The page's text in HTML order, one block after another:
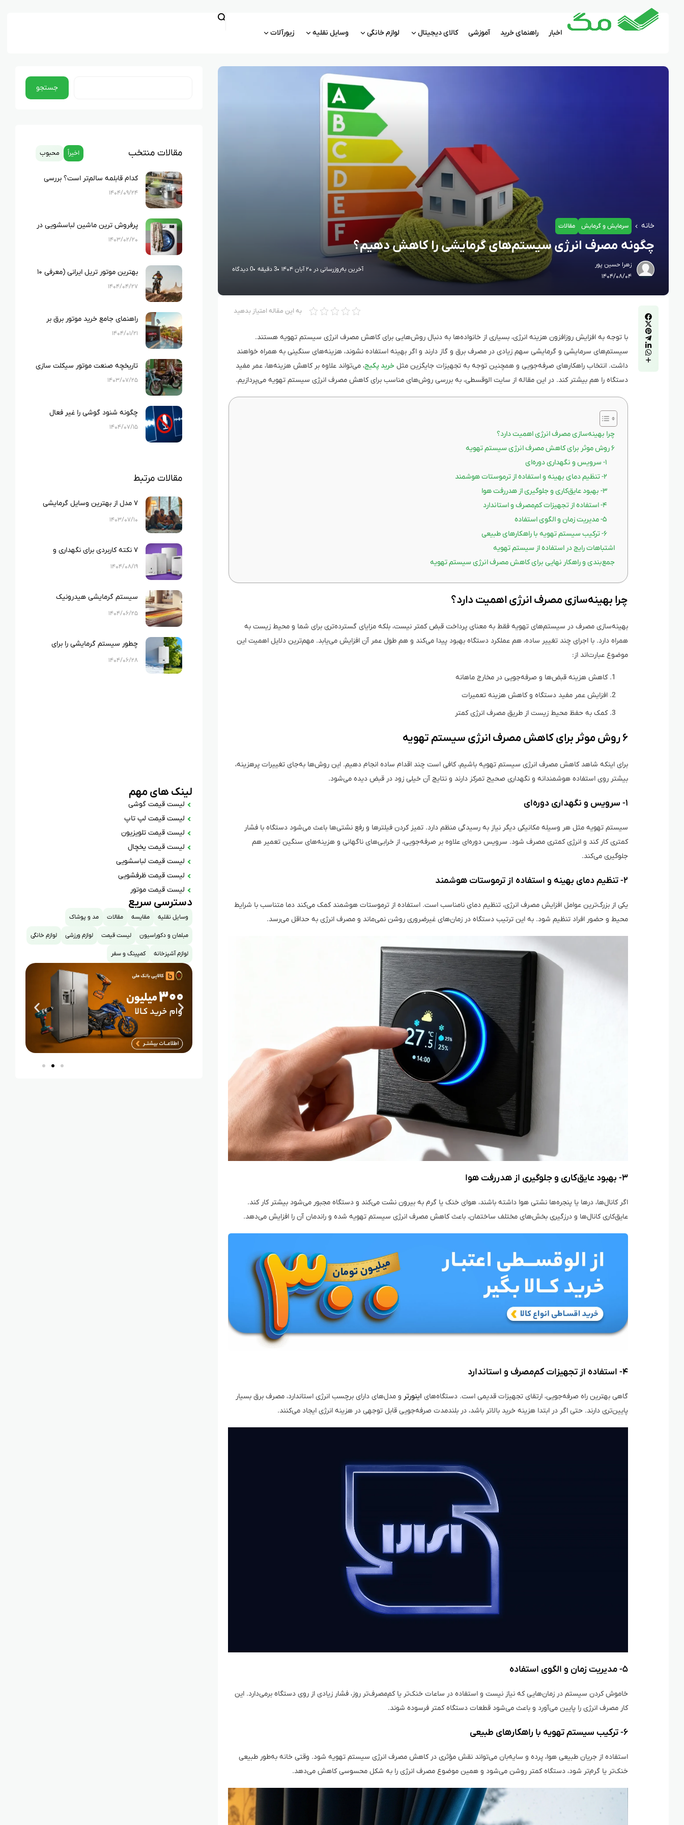
اخبار راهنمای خرید آموزشی کالای دیجیتال لوازم خانگی وسایل نقلیه زیورآلات
خانه سرمایش و گرمایش مقالات
چگونه مصرف انرژی سیستم‌های گرمایشی را کاهش دهیم؟
زهرا حسین پور
۱۴۰۴/۰۸/۰۴
آخرین به‌روزرسانی در ۲۰ آبان ۱۴۰۴ 3 دقیقه 0 دیدگاه
به این مقاله امتیاز بدهید
با توجه به افزایش روزافزون هزینه انرژی، بسیاری از خانواده‌ها به دنبال روش‌هایی برای کاهش مصرف انرژی سیستم تهویه هستند.
سیستم‌های سرمایشی و گرمایشی سهم زیادی در مصرف برق و گاز دارند و اگر بهینه استفاده نشوند، هزینه‌های سنگینی به همراه خواهند
داشت. انتخاب راهکارهای صرفه‌جویی و همچنین توجه به تجهیزات جایگزین مثل خرید پکیج، می‌تواند علاوه بر کاهش هزینه‌ها، عمر مفید
دستگاه را هم بیشتر کند. در این مقاله از سایت الوقسطی، به بررسی روش‌های مناسب برای کاهش مصرف انرژی سیستم تهویه می‌پردازیم.
چرا بهینه‌سازی مصرف انرژی اهمیت دارد؟
۶ روش موثر برای کاهش مصرف انرژی سیستم تهویه
۱- سرویس و نگهداری دوره‌ای
۲- تنظیم دمای بهینه و استفاده از ترموستات هوشمند
۳- بهبود عایق‌کاری و جلوگیری از هدررفت هوا
۴- استفاده از تجهیزات کم‌مصرف و استاندارد
۵- مدیریت زمان و الگوی استفاده
۶- ترکیب سیستم تهویه با راهکارهای طبیعی
اشتباهات رایج در استفاده از سیستم تهویه
جمع‌بندی و راهکار نهایی برای کاهش مصرف انرژی سیستم تهویه
چرا بهینه‌سازی مصرف انرژی اهمیت دارد؟
بهینه‌سازی مصرف در سیستم‌های تهویه فقط به معنای پرداخت قبض کمتر نیست، بلکه مزایای گسترده‌تری برای شما و محیط زیست به
همراه دارد. با اجرای چند تغییر ساده، هم عملکرد دستگاه بهبود پیدا می‌کند و هم طول عمر آن افزایش می‌یابد. مهم‌ترین دلایل اهمیت این
موضوع عبارت‌اند از:
کاهش هزینه قبض‌ها و صرفه‌جویی در مخارج ماهانه
افزایش عمر مفید دستگاه و کاهش هزینه تعمیرات
کمک به حفظ محیط زیست از طریق مصرف انرژی کمتر
۶ روش موثر برای کاهش مصرف انرژی سیستم تهویه
برای اینکه شاهد کاهش مصرف انرژی سیستم تهویه باشیم، کافی است چند اقدام ساده انجام دهیم. این روش‌ها به‌جای تغییرات پرهزینه،
بیشتر روی استفاده هوشمندانه و نگهداری صحیح تمرکز دارند و نتایج آن خیلی زود در قبض دیده می‌شود.
۱- سرویس و نگهداری دوره‌ای
سیستم تهویه مثل هر وسیله مکانیکی دیگر نیاز به رسیدگی منظم دارد. تمیز کردن فیلترها و رفع نشتی‌ها باعث می‌شود دستگاه با فشار
کمتری کار کند و انرژی کمتری مصرف شود. سرویس دوره‌ای علاوه بر صرفه‌جویی، از خرابی‌های ناگهانی و هزینه‌های سنگین تعمیر هم
جلوگیری می‌کند.
۲- تنظیم دمای بهینه و استفاده از ترموستات هوشمند
یکی از بزرگ‌ترین عوامل افزایش مصرف انرژی، تنظیم دمای نامناسب است. استفاده از ترموستات هوشمند کمک می‌کند دما متناسب با شرایط
محیط و حضور افراد تنظیم شود. به این ترتیب دستگاه در زمان‌های غیرضروری روشن نمی‌ماند و مصرف انرژی به حداقل می‌رسد.
۳- بهبود عایق‌کاری و جلوگیری از هدررفت هوا
اگر کانال‌ها، درها یا پنجره‌ها نشتی هوا داشته باشند، هوای خنک یا گرم به بیرون نشت می‌کند و دستگاه مجبور می‌شود بیشتر کار کند.
عایق‌کاری کانال‌ها و درزگیری بخش‌های مختلف ساختمان، باعث کاهش مصرف انرژی سیستم تهویه شده و راندمان آن را افزایش می‌دهد.
۴- استفاده از تجهیزات کم‌مصرف و استاندارد
گاهی بهترین راه صرفه‌جویی، ارتقای تجهیزات قدیمی است. دستگاه‌های اینورتر و مدل‌های دارای برچسب انرژی استاندارد، مصرف برق بسیار
پایین‌تری دارند. حتی اگر در ابتدا هزینه خرید بالاتر باشد، در بلندمدت صرفه‌جویی قابل توجهی در هزینه انرژی ایجاد می‌کنند.
۵- مدیریت زمان و الگوی استفاده
خاموش کردن سیستم در زمان‌هایی که نیاز نیست و استفاده در ساعات خنک‌تر یا کم‌مصرف‌تر روز، فشار زیادی از روی دستگاه برمی‌دارد. این
کار مصرف انرژی را پایین می‌آورد و باعث می‌شود قطعات دستگاه کمتر فرسوده شوند.
۶- ترکیب سیستم تهویه با راهکارهای طبیعی
استفاده از جریان طبیعی هوا، پرده و سایه‌بان می‌تواند نقش مؤثری در کاهش مصرف انرژی سیستم تهویه شود. وقتی خانه به‌طور طبیعی
خنک‌تر یا گرم‌تر شود، دستگاه کمتر روشن می‌شود و همین موضوع مصرف انرژی را به شکل محسوسی کاهش می‌دهد.
جستجو
مقالات منتخب اخیراً محبوب
کدام قابلمه سالم‌تر است؟ بررسی
کامل چدن، استیل، گرانیت و تفلون
۱۴۰۴/۰۹/۲۴
پرفروش ترین ماشین لباسشویی در
ایران
۱۴۰۳/۰۲/۲۰
بهترین موتور تریل ایرانی (معرفی ۱۰
نمونه بهترین تریل های ایرانی)
۱۴۰۴/۰۴/۲۷
راهنمای جامع خرید موتور برق بر
اساس متراژ خانه و لوازم خانگی
۱۴۰۴/۰۱/۲۱
تاریخچه صنعت موتور سیکلت سازی
در ایران
۱۴۰۳/۰۷/۲۵
چگونه شنود گوشی را غیر فعال
کنیم؟
۱۴۰۴/۰۷/۱۵
مقالات مرتبط
۷ مدل از بهترین وسایل گرمایشی
۱۴۰۳/۰۷/۱۰
۷ نکته کاربردی برای نگهداری و
افزایش عمر پکیج دیواری
۱۴۰۴/۰۸/۱۹
سیستم گرمایشی هیدرونیک
چیست؟
۱۴۰۴/۰۶/۲۵
چطور سیستم گرمایشی را برای
تابستان و زمستان تنظیم کنیم؟
۱۴۰۴/۰۶/۲۸
لینک های مهم
لیست قیمت گوشی
لیست قیمت لپ تاپ
لیست قیمت تلویزیون
لیست قیمت یخچال
لیست قیمت لباسشویی
لیست قیمت ظرفشویی
لیست قیمت موتور
دسترسی سریع
وسایل نقلیه مقایسه مقالات مد و پوشاک
مبلمان و دکوراسیون لیست قیمت لوازم ورزشی لوازم خانگی
لوازم آشپزخانه کمپینگ و سفر